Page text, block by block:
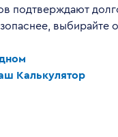
подтверждают
выбирайте
Калькулятор